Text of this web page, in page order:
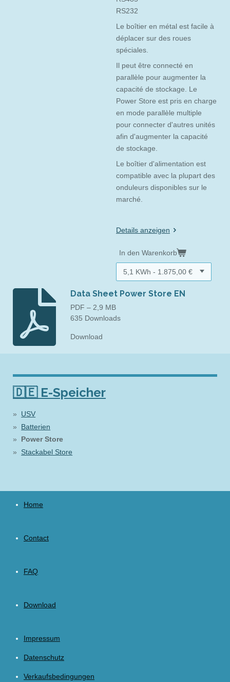
RS232
Le boîtier en métal est facile à
déplacer sur des roues
spéciales.
Il peut être connecté en
parallèle pour augmenter la
capacité de stockage. Le
Power Store est pris en charge
en mode parallèle multiple
pour connecter d'autres unités
afin d'augmenter la capacité
de stockage.
Le boîtier d'alimentation est
compatible avec la plupart des
onduleurs disponibles sur le
marché.
Details anzeigen
In den Warenkorb
Data Sheet Power Store EN
PDF – 2,9 MB
635 Downloads
Download
🇩🇪 E-Speicher
USV
Batterien
Power Store
Stackabel Store
Home
Contact
FAQ
Download
Impressum
Datenschutz
Verkaufsbedingungen